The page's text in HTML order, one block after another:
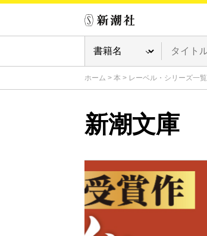
ホーム > 本 > レーベル・シリーズ一覧
新潮文庫